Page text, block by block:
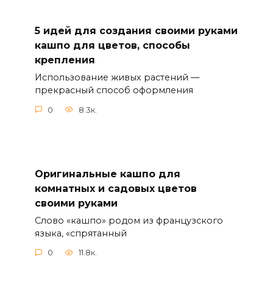
5 идей для создания своими руками
кашпо для цветов, способы
крепления
Использование живых растений —
прекрасный способ оформления
0 8.3к.
Оригинальные кашпо для
комнатных и садовых цветов
своими руками
Слово «кашпо» родом из французского
языка, «спрятанный
0 11.8к.